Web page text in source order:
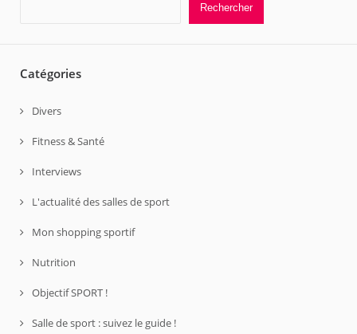
Rechercher
Catégories
Divers
Fitness & Santé
Interviews
L'actualité des salles de sport
Mon shopping sportif
Nutrition
Objectif SPORT !
Salle de sport : suivez le guide !